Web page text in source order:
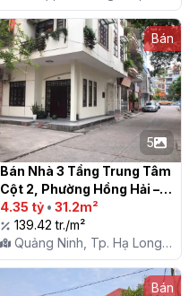
Lĩnh Nam
Bán
5
Bán Nhà 3 Tầng Trung Tâm
Cột 2, Phường Hồng Hải –
Hạ Long
4.35 tỷ • 31.2m²
139.42 tr./m²
Quảng Ninh, Tp. Hạ Long,
P. Hồng Hải
Bán